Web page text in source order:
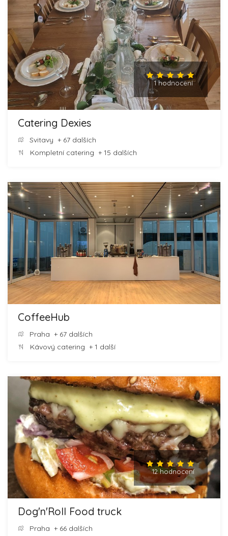
1 hodnocení
Catering Dexies
Svitavy + 67 dalších
Kompletní catering + 15 dalších
CoffeeHub
Praha + 67 dalších
Kávový catering + 1 další
12 hodnocení
Dog'n'Roll Food truck
Praha + 66 dalších